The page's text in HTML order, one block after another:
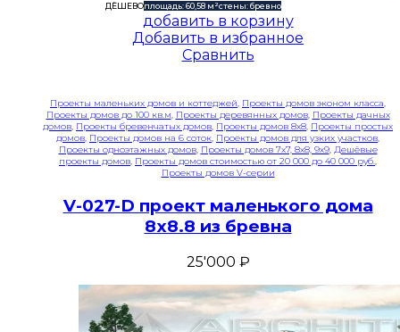
ДЁШЕВОплощадь: 60,58 м²стены: бревно
добавить в корзину
Добавить в избранное
Сравнить
Проекты маленьких домов и коттеджей, Проекты домов эконом класса,
Проекты домов до 100 кв.м, Проекты деревянных домов, Проекты дачных
домов, Проекты бревенчатых домов, Проекты домов 8x8, Проекты простых
домов, Проекты домов на 6 соток, Проекты домов для узких участков,
Проекты одноэтажных домов, Проекты домов 7x7, 8x8, 9x9, Дешёвые
проекты домов, Проекты домов стоимостью от 20 000 до 40 000 руб.,
Проекты домов V-серии
V-027-D проект маленького дома
8х8.8 из бревна
25'000 ₽